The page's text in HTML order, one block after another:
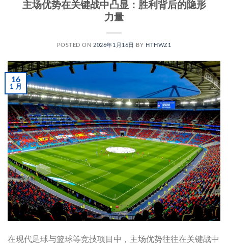
主场优势在关键战中凸显：胜利背后的隐形
力量
POSTED ON2026年1月16日 BY HTHWZ1
16
1 月
在现代足球与篮球等竞技项目中，主场优势往往在关键战中